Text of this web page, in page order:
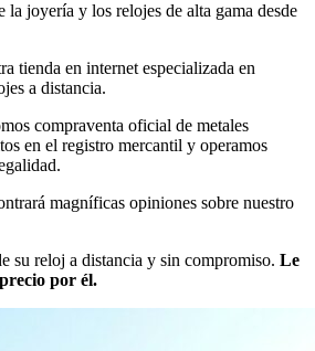
la joyería y los relojes de alta gama desde
tienda en internet especializada en
a distancia.
compraventa oficial de metales
en el registro mercantil y operamos
magníficas opiniones sobre nuestro
su reloj a distancia y sin compromiso. Le
por él.